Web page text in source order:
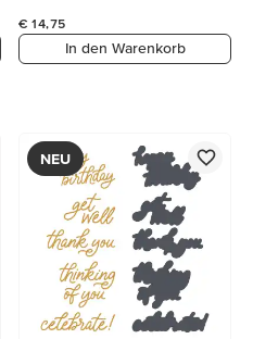
€ 14,75
In den Warenkorb
NEU